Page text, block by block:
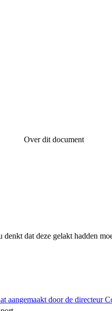
Over dit document
dat deze gelakt hadden
aangemaakt door de directeur